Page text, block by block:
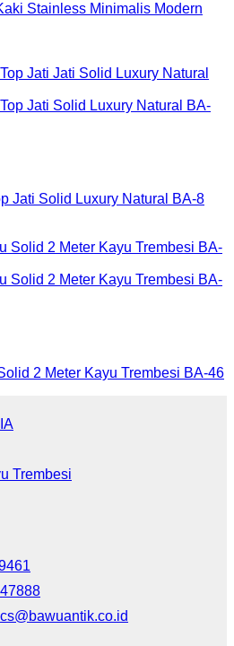
Stainless Minimalis Modern
Jati Solid Luxury Natural BA-8
2 Meter Kayu Trembesi BA-46
Trembesi
cs@bawuantik.co.id